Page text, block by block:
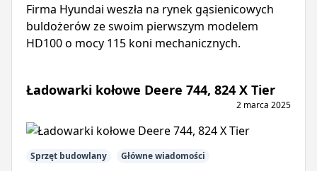
Firma Hyundai weszła na rynek gąsienicowych
buldożerów ze swoim pierwszym modelem
HD100 o mocy 115 koni mechanicznych.
Ładowarki kołowe Deere 744, 824 X Tier
2 marca 2025
Sprzęt budowlany Główne wiadomości